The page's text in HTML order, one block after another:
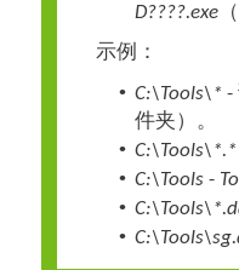
D????.exe
示例：
• C:\Tools\* -
件夹）。
• C:\Tools\*.*
• C:\Tools -
•
•